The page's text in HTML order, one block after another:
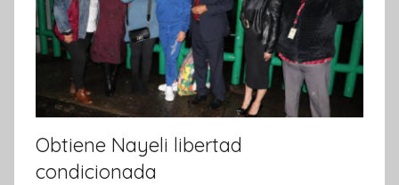
Obtiene Nayeli libertad
condicionada